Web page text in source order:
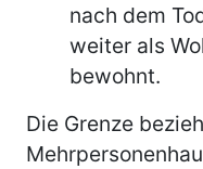
nach dem
weiter als
bewohnt.
Die Grenze